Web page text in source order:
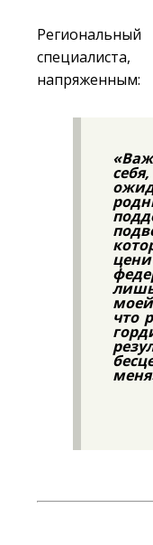
напряженным:
что